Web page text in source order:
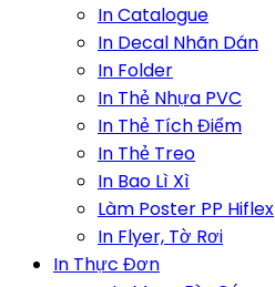
In Catalogue
In Decal Nhãn Dán
In Folder
In Thẻ Nhựa PVC
In Thẻ Tích Điểm
In Thẻ Treo
In Bao Lì Xì
Làm Poster PP Hiflex
In Flyer, Tờ Rơi
In Thực Đơn